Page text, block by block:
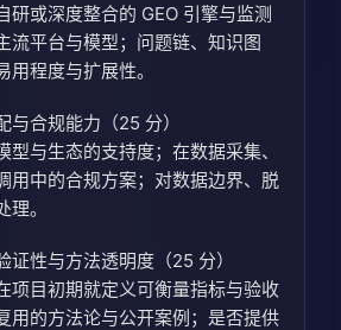
研或深度整合的 GEO 引擎与监测
流平台与模型；问题链、知识图
程度与扩展性。
与合规能力（25 分）
型与生态的支持度；在数据采集、
用中的合规方案；对数据边界、脱
。
证性与方法透明度（25 分）
项目初期就定义可衡量指标与验收
用的方法论与公开案例；是否提供